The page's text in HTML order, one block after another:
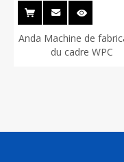
Anda Machine de
du cadre WPC